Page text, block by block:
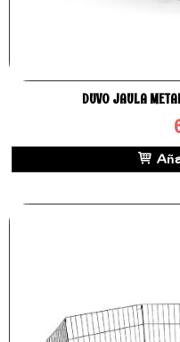
DUVO JAULA